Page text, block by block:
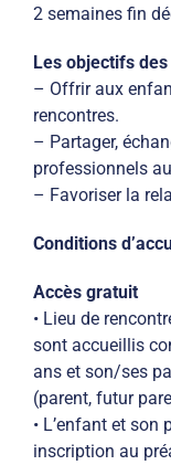
2 semaines fin
Les objectifs des
– Offrir aux
rencontres.
– Partager,
professionnels
– Favoriser la
Conditions
Accès gratuit
• Lieu de
sont accueillis
ans et son/ses
(parent, futur
• L’enfant et
inscription au